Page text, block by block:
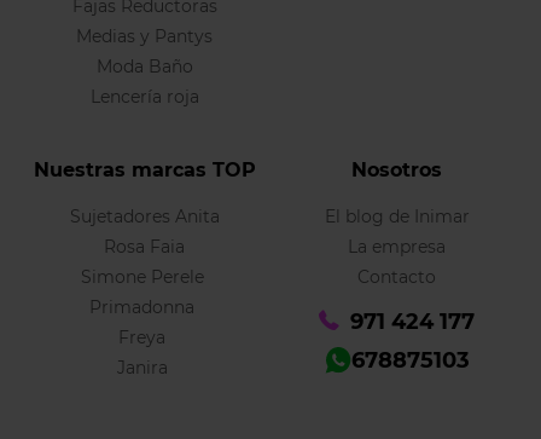
Fajas Reductoras
Medias y Pantys
Moda Baño
Lencería roja
Nuestras marcas TOP
Sujetadores Anita
Rosa Faia
Simone Perele
Primadonna
Freya
Janira
Nosotros
El blog de Inimar
La empresa
Contacto
971 424 177
678875103